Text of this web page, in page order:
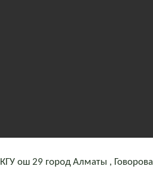
ош 29 город Алматы , Говорова